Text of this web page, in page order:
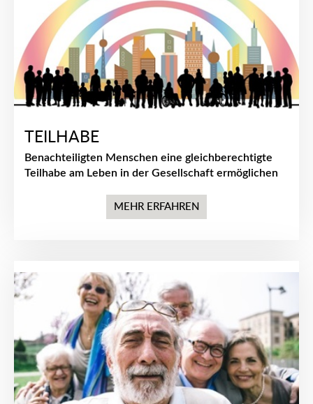
TEILHABE
Benachteiligten Menschen eine gleichberechtigte
Teilhabe am Leben in der Gesellschaft ermöglichen
MEHR ERFAHREN